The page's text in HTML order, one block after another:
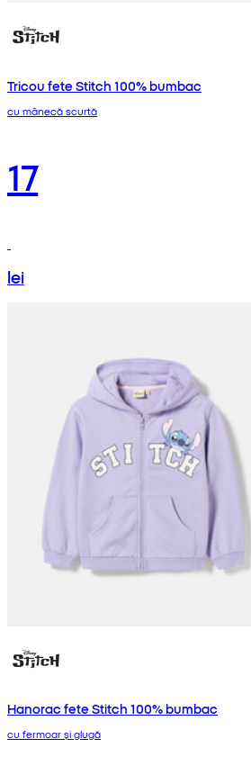
Tricou fete Stitch 100% bumbac
cu mânecă scurtă
17
lei
Hanorac fete Stitch 100% bumbac
cu fermoar și glugă